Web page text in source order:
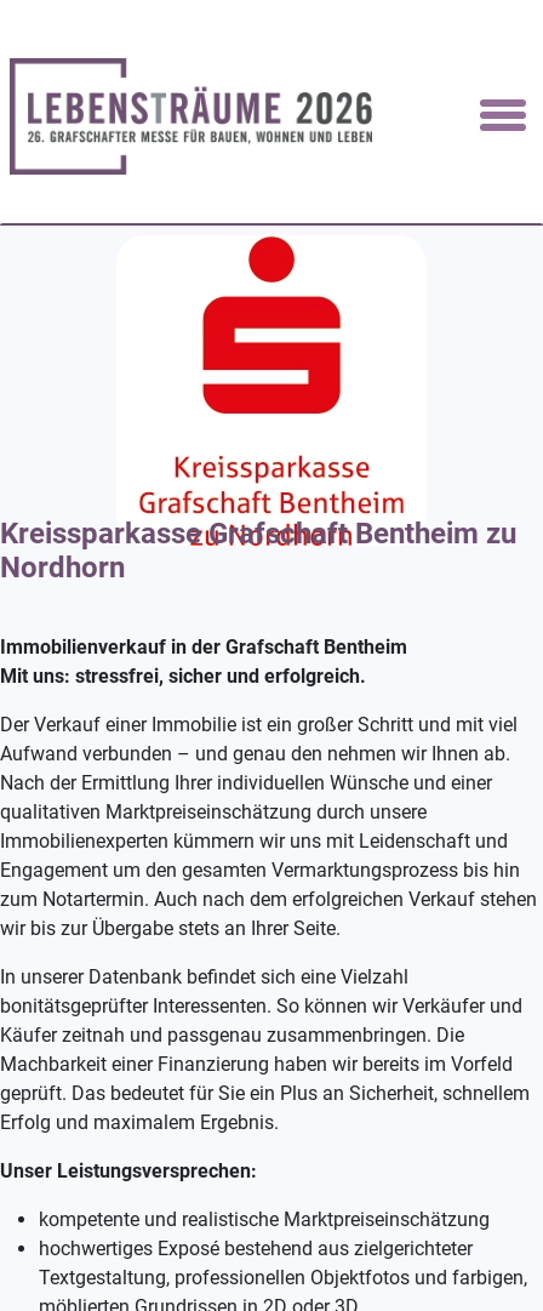
Kreissparkasse Grafschaft Bentheim zu
Nordhorn
Immobilienverkauf in der Grafschaft Bentheim
Mit uns: stressfrei, sicher und erfolgreich.
Der Verkauf einer Immobilie ist ein großer Schritt und mit viel
Aufwand verbunden – und genau den nehmen wir Ihnen ab.
Nach der Ermittlung Ihrer individuellen Wünsche und einer
qualitativen Marktpreiseinschätzung durch unsere
Immobilienexperten kümmern wir uns mit Leidenschaft und
Engagement um den gesamten Vermarktungsprozess bis hin
zum Notartermin. Auch nach dem erfolgreichen Verkauf stehen
wir bis zur Übergabe stets an Ihrer Seite.
In unserer Datenbank befindet sich eine Vielzahl
bonitätsgeprüfter Interessenten. So können wir Verkäufer und
Käufer zeitnah und passgenau zusammenbringen. Die
Machbarkeit einer Finanzierung haben wir bereits im Vorfeld
geprüft. Das bedeutet für Sie ein Plus an Sicherheit, schnellem
Erfolg und maximalem Ergebnis.
Unser Leistungsversprechen:
kompetente und realistische Marktpreiseinschätzung
hochwertiges Exposé bestehend aus zielgerichteter
Textgestaltung, professionellen Objektfotos und farbigen,